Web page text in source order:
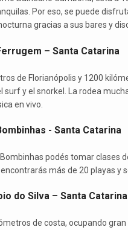
Por eso, se puede
gracias a sus bares y
– Santa Catarina
de Florianópolis y 1200
surf y el snorkel. La rodea
en vivo.
- Santa Catarina
Bombinhas podés tomar clases
más de 20 playas y
do Silva – Santa Catarina
de costa, ocupando